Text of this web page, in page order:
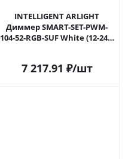
INTELLIGENT ARLIGHT
Диммер SMART-SET-PWM-
104-52-RGB-SUF White (12-24V,
Самаре
7 217.91 ₽/шт